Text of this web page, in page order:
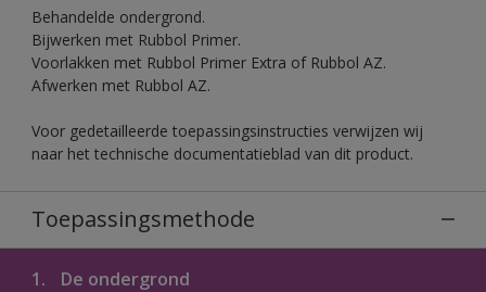
Behandelde ondergrond.
Bijwerken met Rubbol Primer.
Voorlakken met Rubbol Primer Extra of Rubbol AZ.
Afwerken met Rubbol AZ.
Voor gedetailleerde toepassingsinstructies verwijzen wij
naar het technische documentatieblad van dit product.
Toepassingsmethode
1. De ondergrond